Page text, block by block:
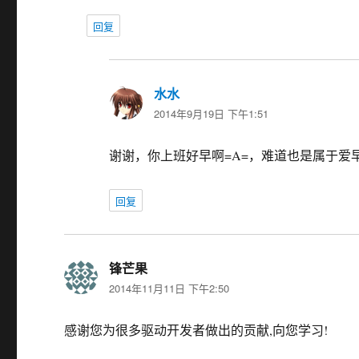
回复
水水说
道：
2014年9月19日 下午1:51
谢谢，你上班好早啊=A=，难道也是属于爱
回复
锋芒果
道：
2014年11月11日 下午2:50
感谢您为很多驱动开发者做出的贡献,向您学习!